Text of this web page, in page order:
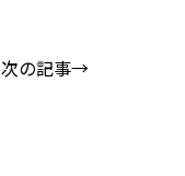
次の記事→